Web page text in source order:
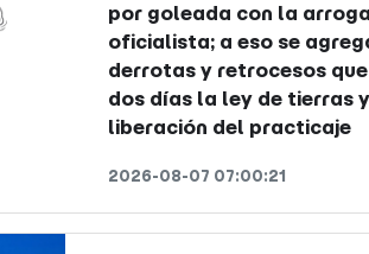
por goleada con la
oficialista; a eso se
derrotas y retrocesos
dos días la ley de tierras
liberación del practicaje
2026-08-07 07:00:21